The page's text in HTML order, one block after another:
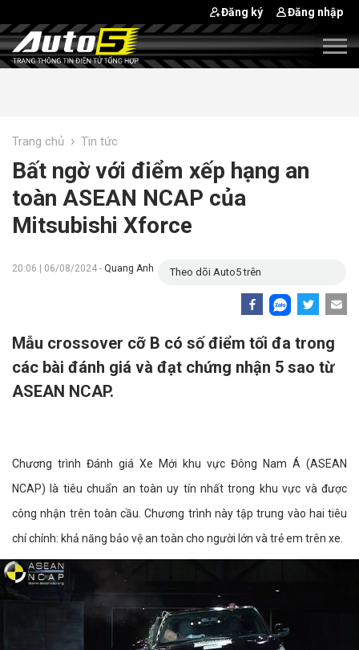
Đăng ký Đăng nhập
Trang chủ › Tin tức
Bất ngờ với điểm xếp hạng an
toàn ASEAN NCAP của
Mitsubishi Xforce
20:06 | 06/08/2024 - Quang Anh Theo dõi Auto5 trên
Mẫu crossover cỡ B có số điểm tối đa trong
các bài đánh giá và đạt chứng nhận 5 sao từ
ASEAN NCAP.
Chương trình Đánh giá Xe Mới khu vực Đông Nam Á (ASEAN
NCAP) là tiêu chuẩn an toàn uy tín nhất trong khu vực và được
công nhận trên toàn cầu. Chương trình này tập trung vào hai tiêu
chí chính: khả năng bảo vệ an toàn cho người lớn và trẻ em trên xe.